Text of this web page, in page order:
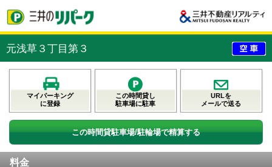
元浅草３丁目第３
マイパーキング
に登録
この時間貸し
駐車場に駐車
URLを
メールで送る
この時間貸駐車場/駐輪場で精算する
料金